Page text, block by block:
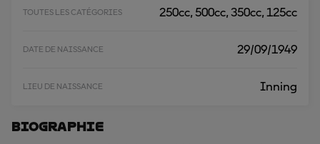
TOUTES LES CATÉGORIES 250cc, 500cc, 350cc, 125cc
DATE DE NAISSANCE 29/09/1949
LIEU DE NAISSANCE Inning
Biographie